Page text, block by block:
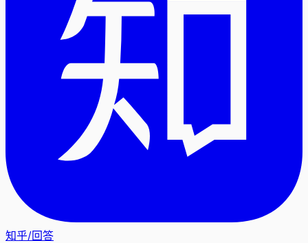
知乎/回答